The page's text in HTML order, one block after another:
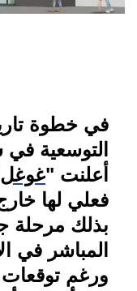
في خطوة
التوسعية في
أعلنت
غوغل"
فعلي لها خارج
بذلك مرحلة
المباشر في
ورغم